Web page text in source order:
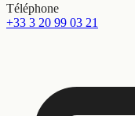
Téléphone
+33 3 20 99 03 21